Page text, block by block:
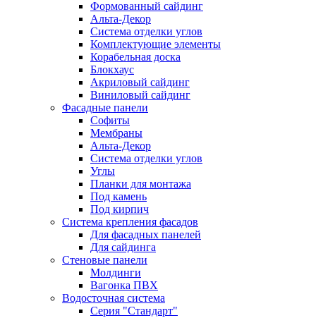
Формованный сайдинг
Альта-Декор
Система отделки углов
Комплектующие элементы
Корабельная доска
Блокхаус
Акриловый сайдинг
Виниловый сайдинг
Фасадные панели
Софиты
Мембраны
Альта-Декор
Система отделки углов
Углы
Планки для монтажа
Под камень
Под кирпич
Система крепления фасадов
Для фасадных панелей
Для сайдинга
Стеновые панели
Молдинги
Вагонка ПВХ
Водосточная система
Серия "Стандарт"